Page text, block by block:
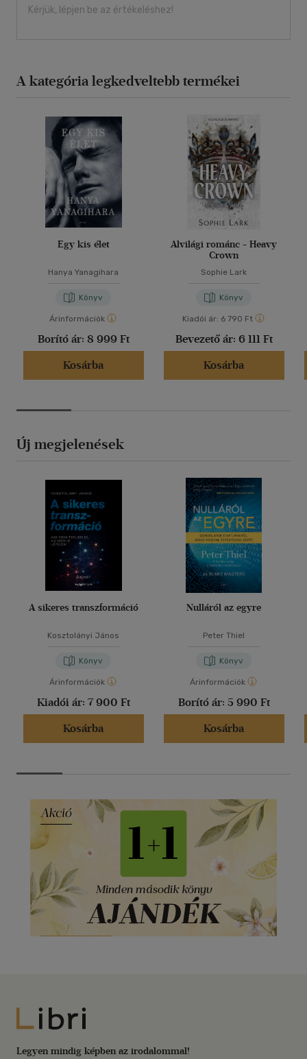
Kérjük, lépjen be az értékeléshez!
A kategória legkedveltebb termékei
Egy kis élet
Hanya Yanagihara
Könyv
Árinformációk
Borító ár: 8 999 Ft
Kosárba
Alvilági románc - Heavy
Crown
Sophie Lark
Könyv
Kiadói ár: 6 790 Ft
Bevezető ár: 6 111 Ft
Kosárba
Új megjelenések
A sikeres transzformáció
Kosztolányi János
Könyv
Árinformációk
Kiadói ár: 7 900 Ft
Kosárba
Nulláról az egyre
Peter Thiel
Könyv
Árinformációk
Borító ár: 5 990 Ft
Kosárba
Libri
Legyen mindig képben az irodalommal!